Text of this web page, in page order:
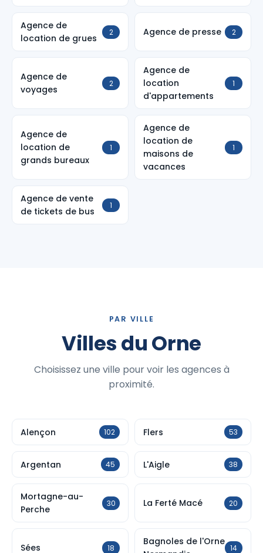
Agence de
location de grues
2 Agence de presse 2
Agence de
voyages
2
Agence de
location
d'appartements
1
Agence de
location de
grands bureaux
1
Agence de
location de
maisons de
vacances
1
Agence de vente
de tickets de bus
1
PAR VILLE
Villes du Orne
Choisissez une ville pour voir les agences à
proximité.
Alençon 102 Flers 53
Argentan 45 L'Aigle 38
Mortagne-au-
Perche
30 La Ferté Macé 20
Sées 18
Bagnoles de l'Orne
14